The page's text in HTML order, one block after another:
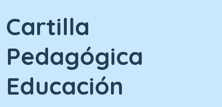
Cartilla
Pedagógica
Educación